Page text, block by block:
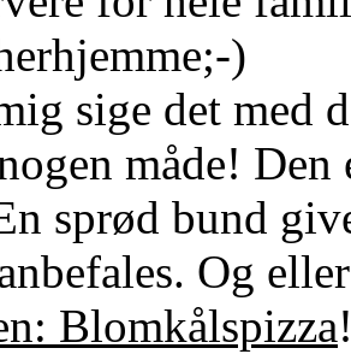
)
sige det med
måde!
sprød bund
Og
Blomkålspizza